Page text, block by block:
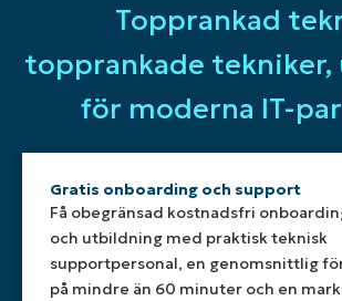
Topprankad
topprankade
för moderna IT-
Gratis onboarding och support
Få obegränsad kostnadsfri
och utbildning med praktisk teknisk
supportpersonal, en genomsnittlig
på mindre än 60 minuter och en